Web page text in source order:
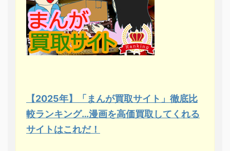
【2025年】「まんが買取サイト」徹底比
較ランキング…漫画を高価買取してくれる
サイトはこれだ！